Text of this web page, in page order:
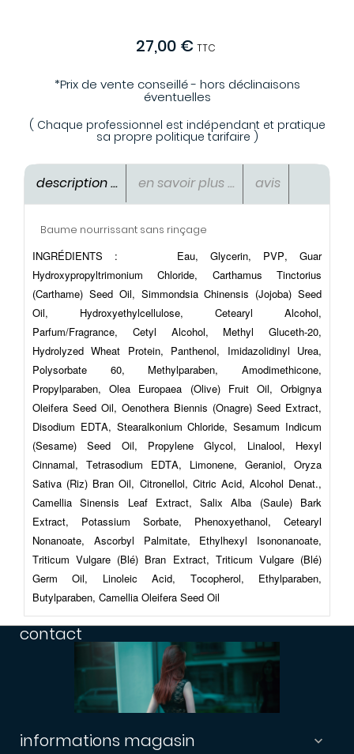
27,00 € TTC
*Prix de vente conseillé - hors déclinaisons
éventuelles
( Chaque professionnel est indépendant et pratique
sa propre politique tarifaire )
description ... en savoir plus ... avis
Baume nourrissant sans rinçage
INGRÉDIENTS :
Eau, Glycerin, PVP, Guar
Hydroxypropyltrimonium Chloride, Carthamus Tinctorius
(Carthame) Seed Oil, Simmondsia Chinensis (Jojoba) Seed
Oil, Hydroxyethylcellulose, Cetearyl Alcohol,
Parfum/Fragrance, Cetyl Alcohol, Methyl Gluceth-20,
Hydrolyzed Wheat Protein, Panthenol, Imidazolidinyl Urea,
Polysorbate 60, Methylparaben, Amodimethicone,
Propylparaben, Olea Europaea (Olive) Fruit Oil, Orbignya
Oleifera Seed Oil, Oenothera Biennis (Onagre) Seed Extract,
Disodium EDTA, Stearalkonium Chloride, Sesamum Indicum
(Sesame) Seed Oil, Propylene Glycol, Linalool, Hexyl
Cinnamal, Tetrasodium EDTA, Limonene, Geraniol, Oryza
Sativa (Riz) Bran Oil, Citronellol, Citric Acid, Alcohol Denat.,
Camellia Sinensis Leaf Extract, Salix Alba (Saule) Bark
Extract, Potassium Sorbate, Phenoxyethanol, Cetearyl
Nonanoate, Ascorbyl Palmitate, Ethylhexyl Isononanoate,
Triticum Vulgare (Blé) Bran Extract, Triticum Vulgare (Blé)
Germ Oil, Linoleic Acid, Tocopherol, Ethylparaben,
Butylparaben, Camellia Oleifera Seed Oil
contact
informations magasin 